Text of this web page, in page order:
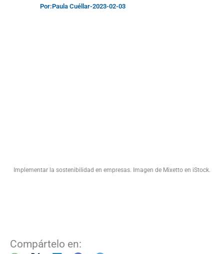
Por:Paula Cuéllar-2023-02-03
Implementar la sostenibilidad en empresas. Imagen de Mixetto en iStock.
Compártelo en: